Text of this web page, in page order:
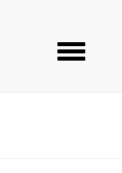
Toggle
navigation